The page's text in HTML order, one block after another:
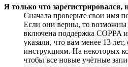
Я только что зарегистрировался,
Сначала проверьте свои имя
Если они верны, то возможны
включена поддержка COPPA
указали, что вам менее 13
инструкциям. На некоторых
чтобы все новые учётные